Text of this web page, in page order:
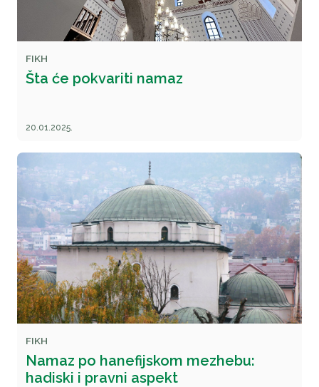
FIKH
Šta će pokvariti namaz
20.01.2025.
FIKH
Namaz po hanefijskom mezhebu:
hadiski i pravni aspekt